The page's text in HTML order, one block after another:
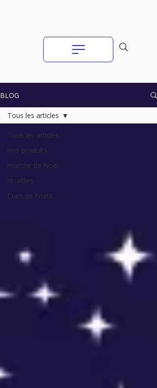
BLOG
Tous les articles
nos produits
marché de Noël
recettes
Cuirs de Fruits
Tous les articles